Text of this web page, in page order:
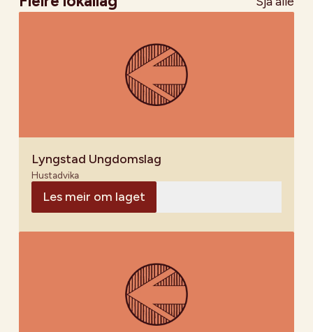
Lyngstad Ungdomslag
Hustadvika
Les meir om laget